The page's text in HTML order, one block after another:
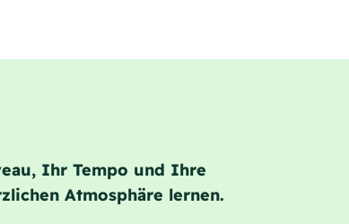
Ihr Tempo und Ihre
Atmosphäre lernen.